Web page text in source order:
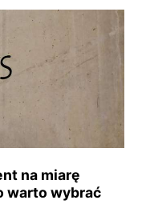
na miarę
warto wybrać